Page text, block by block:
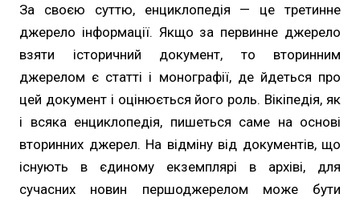
За своєю суттю, енциклопедія — це третинне
джерело інформації. Якщо за первинне джерело
взяти історичний документ, то вторинним
джерелом є статті і монографії, де йдеться про
цей документ і оцінюється його роль. Вікіпедія, як
і всяка енциклопедія, пишеться саме на основі
вторинних джерел. На відміну від документів, що
існують в єдиному екземплярі в архіві, для
сучасних новин першоджерелом може бути